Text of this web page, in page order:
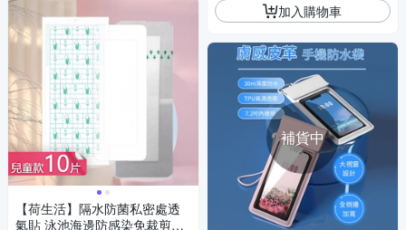
【荷生活】隔水防菌私密處透
氣貼 泳池海邊防感染免裁剪防
加入購物車
補貨中